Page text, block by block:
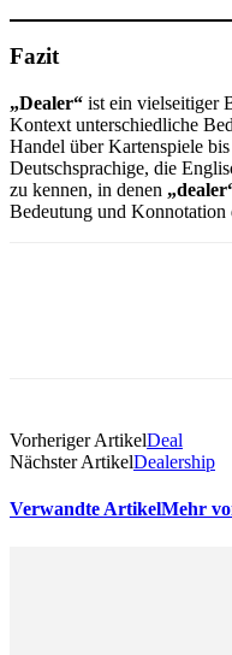
Fazit
„Dealer“ ist ein vielseitiger
Kontext unterschiedliche
Handel über Kartenspiele
Deutschsprachige, die
zu kennen, in denen
Bedeutung und Konnotation
Vorheriger ArtikelDeal
Nächster ArtikelDealership
Verwandte ArtikelMehr